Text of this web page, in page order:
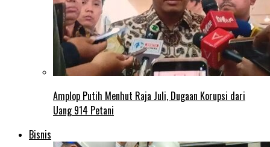
Amplop Putih Menhut Raja Juli, Dugaan Korupsi dari
Uang 914 Petani
Bisnis